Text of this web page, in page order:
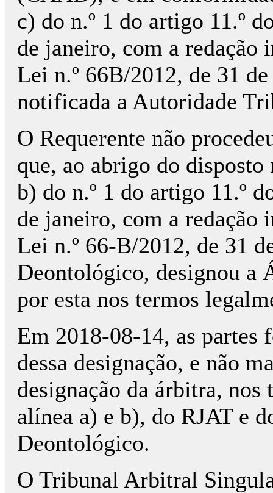
c) do n.º 1 do artigo 11.º
de janeiro, com a redação
Lei n.º 66­B/2012, de 31
notificada a Autoridade
O Requerente não
que, ao abrigo do disposto
b) do n.º 1 do artigo 11.º
de janeiro, com a redação
Lei n.º 66-B/2012, de 31
Deontológico, designou a
por esta nos termos
Em 2018-08-14, as partes
dessa designação, e não
designação da árbitra, nos
alínea a) e b), do RJAT e
Deontológico.
O Tribunal Arbitral